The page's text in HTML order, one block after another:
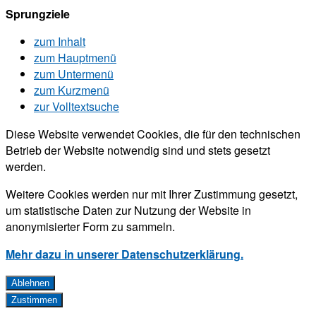
Sprungziele
zum Inhalt
zum Hauptmenü
zum Untermenü
zum Kurzmenü
zur Volltextsuche
Diese Website verwendet Cookies, die für den technischen
Betrieb der Website notwendig sind und stets gesetzt
werden.
Weitere Cookies werden nur mit Ihrer Zustimmung gesetzt,
um statistische Daten zur Nutzung der Website in
anonymisierter Form zu sammeln.
Mehr dazu in unserer Datenschutzerklärung.
Ablehnen
Zustimmen